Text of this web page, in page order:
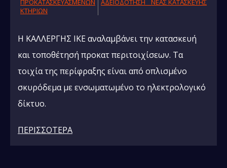
ΠΡΟΚΑΤΑΣΚΕΥΑΣΜΕΝΩΝ
ΚΤΗΡΙΩΝ
AΔΕΙΟΔΟΤΗΣΗ ΝΕΑΣ ΚΑΤΑΣΚΕΥΗΣ
Η ΚΑΛΛΕΡΓΗΣ ΙΚΕ αναλαμβάνει την κατασκευή
και τοποθέτησή προκατ περιτοιχίσεων. Τα
τοιχία της περίφραξης είναι από οπλισμένο
σκυρόδεμα με ενσωματωμένο το ηλεκτρολογικό
δίκτυο.
ΠΕΡΙΣΣΟΤΕΡΑ